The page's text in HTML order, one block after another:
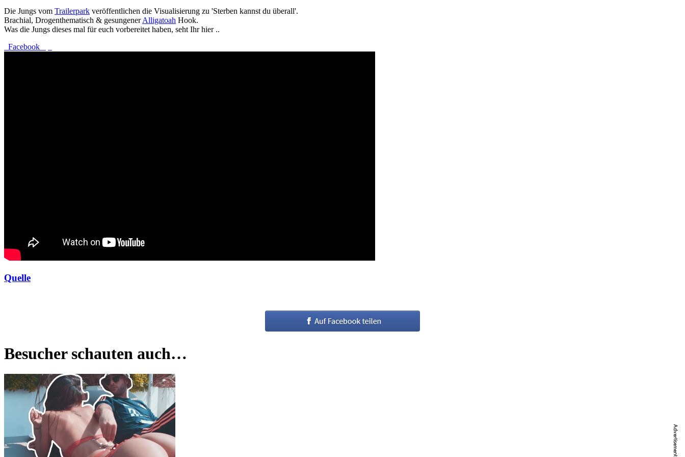
Die Jungs vom Trailerpark veröffentlichen die Visualisierung zu 'Sterben kannst du überall'.
Brachial, Drogenthematisch & gesungenerAlligatoah Hook.
Was die Jungs dieses mal für euch vorbereitet haben, seht Ihr hier ..
Facebook
Quelle
Besucher schauten auch…